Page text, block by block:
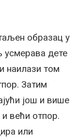
образац у
дете
наилази том
Затим
још и више
већи отпор.
или